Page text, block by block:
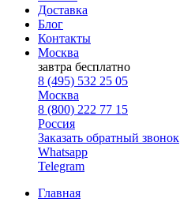
Доставка
Блог
Контакты
Москва
завтра бесплатно
8 (495) 532 25 05
Москва
8 (800) 222 77 15
Россия
Заказать обратный звонок
Whatsapp
Telegram
Главная